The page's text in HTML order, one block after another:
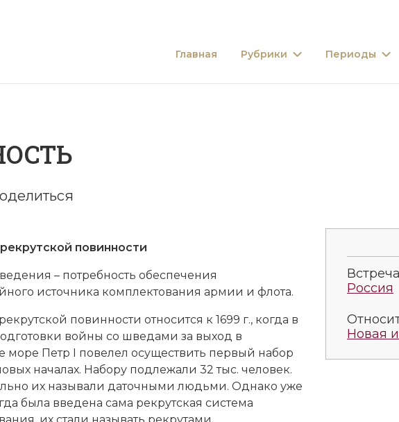
Главная Рубрики Периоды
повинности
– потребность обеспечения
источника комплектования армии и флота.
повинности относится к 1699 г., когда в
войны со шведами за выход в
море Петр I повелел осуществить первый набор
началах. Набору подлежали 32 тыс. человек.
их называли даточными людьми. Однако уже
была введена сама рекрутская система
Россия
Новая